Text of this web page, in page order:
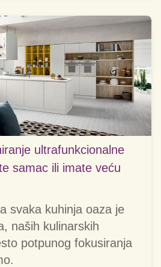
ultrafunkcionalne
samac ili imate veću
svaka kuhinja oaza je
naših kulinarskih
potpunog fokusiranja